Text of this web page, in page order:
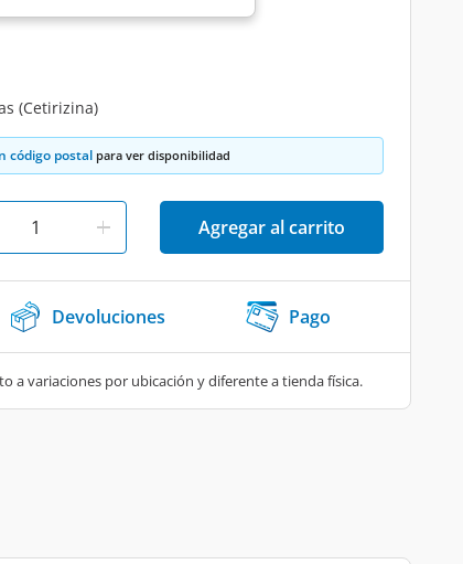
(Cetirizina)
código postal para ver disponibilidad
Agregar al carrito
Devoluciones Pago
a variaciones por ubicación y diferente a tienda física.